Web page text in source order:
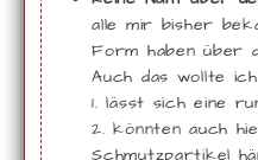
alle mir bisher
Form haben über
Auch das wollte
1. lässt sich eine
2. könnten auch
Schmutzpartikel